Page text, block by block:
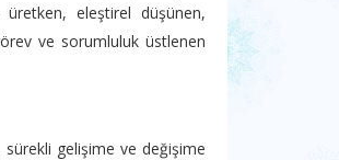
üretken, eleştirel düşünen,
ve sorumluluk üstlenen
gelişime ve değişime